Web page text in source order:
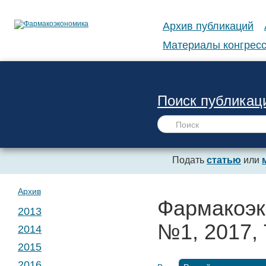
Архив публикаций
Материалы
Поиск
Подать статью или
№1, 2017,
Архив
2013
№ 1. Т. 1
2014
№ 1. Т. 2
2015